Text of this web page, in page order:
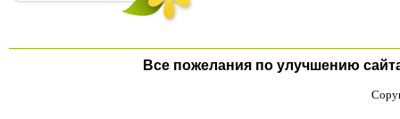
Все пожелания по улучшению